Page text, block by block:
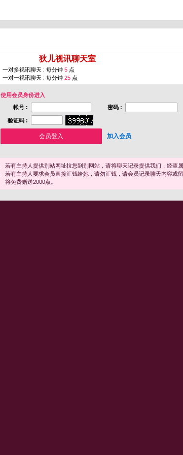
狄儿视讯聊天室
一对多视讯聊天 : 每分钟 5 点
一对一视讯聊天 : 每分钟 25 点
使用会员身份进入
帐号 :
密码 :
验证码 :
加入会员
若有主持人提供别站网址拉您到别网站，请将聊天记录提供我们，经查
若有主持人要求会员直接汇钱给她，请勿汇钱，请会员记录聊天内容或
将免费赠送2000点。